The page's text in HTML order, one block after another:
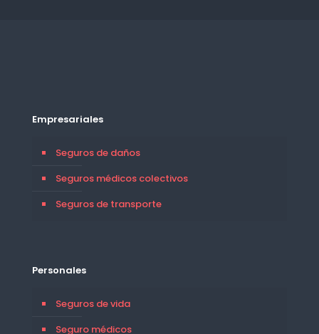
Empresariales
Seguros de daños
Seguros médicos colectivos
Seguros de transporte
Personales
Seguros de vida
Seguro médicos